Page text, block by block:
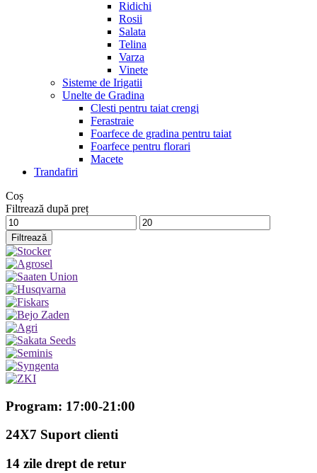
Ridichi
Rosii
Salata
Telina
Varza
Vinete
Sisteme de Irigatii
Unelte de Gradina
Clesti pentru taiat crengi
Ferastraie
Foarfece de gradina pentru taiat
Foarfece pentru florari
Macete
Trandafiri
Coș
Filtrează după preț
Preț
minim
Preț
maxim
Filtrează
Program: 17:00-21:00
24X7 Suport clienti
14 zile drept de retur